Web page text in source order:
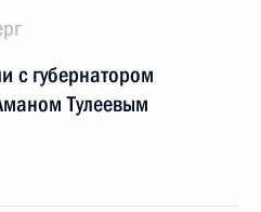
с губернатором
Тулеевым